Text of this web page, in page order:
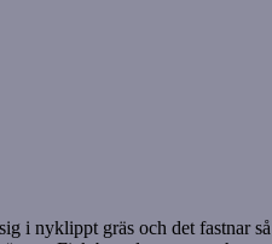
nyklippt gräs och det fastnar